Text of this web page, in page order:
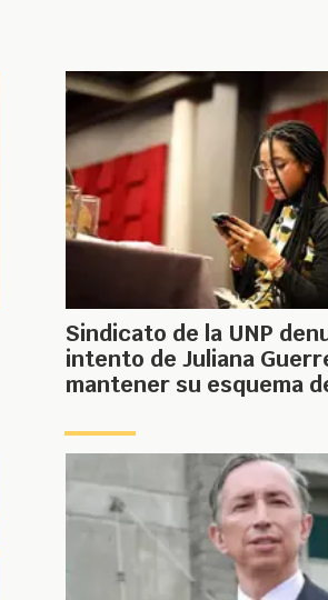
Sindicato de la UNP
intento de Juliana
mantener su esquema